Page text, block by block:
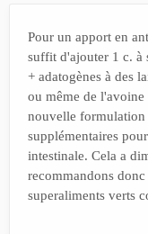
Pour un apport en
suffit d'ajouter 1 c. à
+ adatogènes à des
ou même de
nouvelle formulation
supplémentaires
intestinale. Cela a
recommandons
superaliments verts